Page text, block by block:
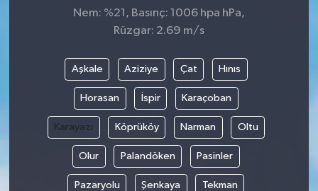
Nem: %21, Basınç: 1006 hpa hPa,
Rüzgar: 2.69 m/s
Aşkale Aziziye Çat Hınıs
Horasan İspir Karaçoban
Karayazı Köprüköy Narman Oltu
Olur Palandöken Pasinler
Pazaryolu Şenkaya Tekman